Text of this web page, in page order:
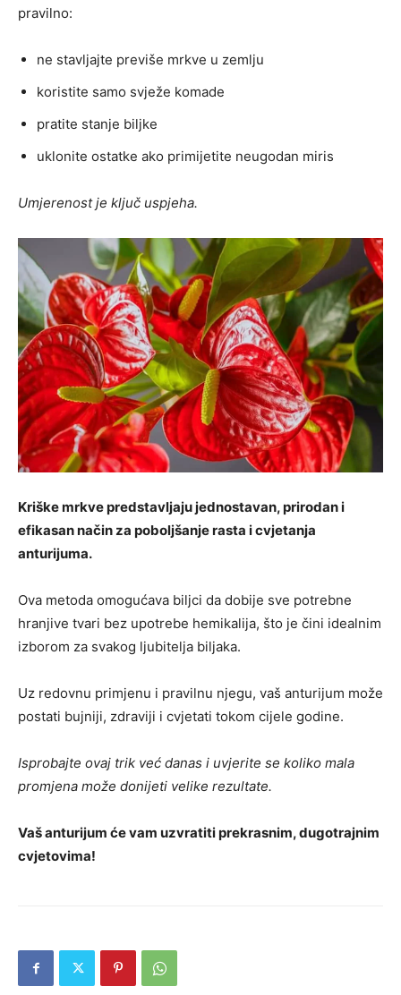
pravilno:
ne stavljajte previše mrkve u zemlju
koristite samo svježe komade
pratite stanje biljke
uklonite ostatke ako primijetite neugodan miris
Umjerenost je ključ uspjeha.
Kriške mrkve predstavljaju jednostavan, prirodan i
efikasan način za poboljšanje rasta i cvjetanja
anturijuma.
Ova metoda omogućava biljci da dobije sve potrebne
hranjive tvari bez upotrebe hemikalija, što je čini idealnim
izborom za svakog ljubitelja biljaka.
Uz redovnu primjenu i pravilnu njegu, vaš anturijum može
postati bujniji, zdraviji i cvjetati tokom cijele godine.
Isprobajte ovaj trik već danas i uvjerite se koliko mala
promjena može donijeti velike rezultate.
Vaš anturijum će vam uzvratiti prekrasnim, dugotrajnim
cvjetovima!